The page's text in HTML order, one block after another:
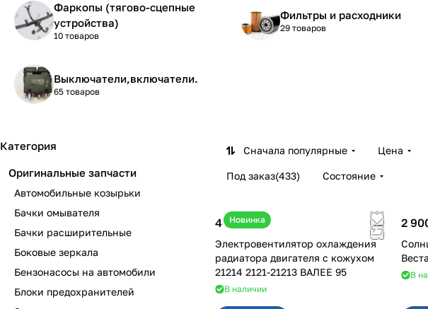
Фаркопы (тягово-сцепные
устройства)
10 товаров
Фильтры и расходники
29 товаров
Выключатели,включатели.
65 товаров
Сначала популярные Цена
Под заказ(433) Состояние
Новинка
4 600 ₽
Электровентилятор охлаждения
радиатора двигателя с кожухом
21214 2121-21213 ВАЛЕЕ 95
В наличии
2
Веста
В
Категория
Оригинальные запчасти
Автомобильные козырьки
Бачки омывателя
Бачки расширительные
Боковые зеркала
Бензонасосы на автомобили
Блоки предохранителей